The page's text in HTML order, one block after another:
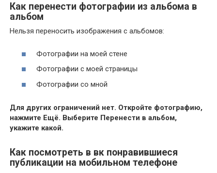
Как перенести фотографии из альбома в
альбом
Нельзя переносить изображения с альбомов:
Фотографии на моей стене
Фотографии с моей страницы
Фотографии со мной
Для других ограничений нет. Откройте фотографию,
нажмите Ещё. Выберите Перенести в альбом,
укажите какой.
Как посмотреть в вк понравившиеся
публикации на мобильном телефоне